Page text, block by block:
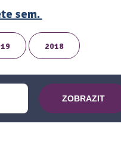
sem.
2018
ZOBRAZIT